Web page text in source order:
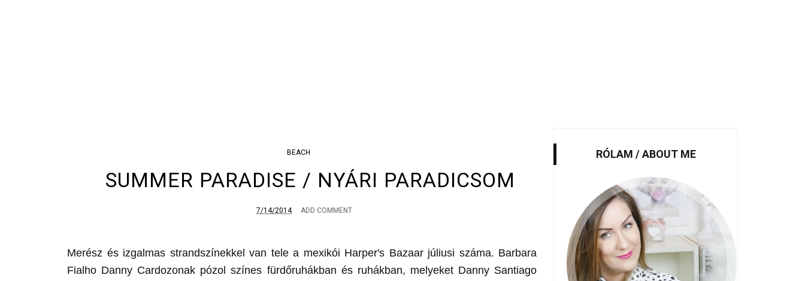
BEACH
SUMMER PARADISE / NYÁRI PARADICSOM
7/14/2014 ADD COMMENT
Merész és izgalmas strandszínekkel van tele a mexikói Harper's Bazaar júliusi száma. Barbara
Fialho Danny Cardozonak pózol színes fürdőruhákban és ruhákban, melyeket Danny Santiago
RÓLAM / ABOUT ME